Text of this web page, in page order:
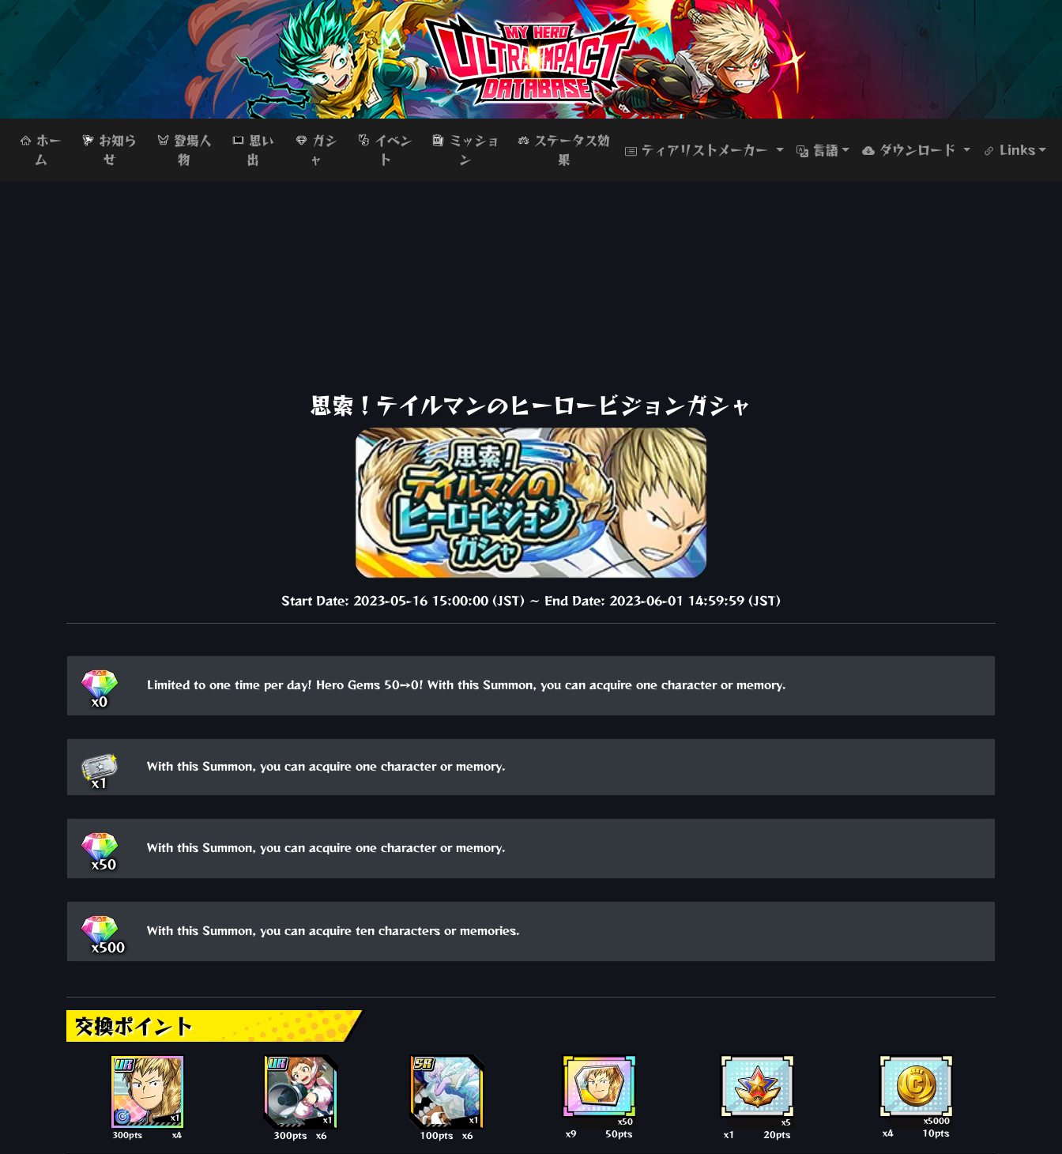
ホー
ム
お知ら
せ
登場人
物
思い
出
ガシ
ャ
イベン
ト
ミッショ
ン
ステータス効
果
ティアリストメーカー 言語 ダウンロード Links
思索！テイルマンのヒーロービジョンガシャ
Start Date: 2023-05-16 15:00:00 (JST) ～ End Date: 2023-06-01 14:59:59 (JST)
x0
Limited to one time per day! Hero Gems 50→0! With this Summon, you can acquire one character or memory.
x1
With this Summon, you can acquire one character or memory.
x50
With this Summon, you can acquire one character or memory.
x500
With this Summon, you can acquire ten characters or memories.
交換ポイント
x1
300pts x4
x1
300pts x6
x1
100pts x6
x50
x9 50pts
x5
x1 20pts
x5000
x4 10pts